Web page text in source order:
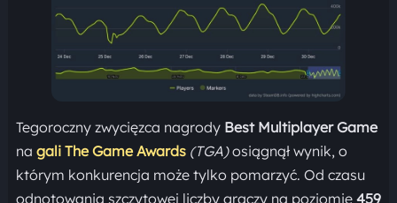
Tegoroczny zwycięzca nagrody Best Multiplayer Game
na gali The Game Awards (TGA)osiągnął wynik, o
którym konkurencja może tylko pomarzyć. Od czasu
odnotowania szczytowej liczby graczy na poziomie 459